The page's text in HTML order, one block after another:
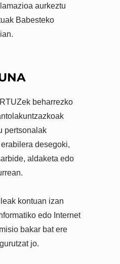
aurkeztu
Babesteko
beharrezko
pertsonalak
desegoki,
aldaketa edo
kontuan izan
edo Internet
bakar bat ere
jo.